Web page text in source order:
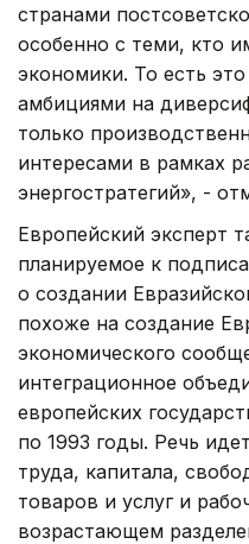
странами
особенно с теми, кто
экономики. То есть
амбициями на
только
интересами в рамках
энергостратегий», -
Европейский эксперт
планируемое к
о создании
похоже на создание
экономического
интеграционное
европейских
по 1993 годы. Речь
труда, капитала,
товаров и услуг и
возрастающем